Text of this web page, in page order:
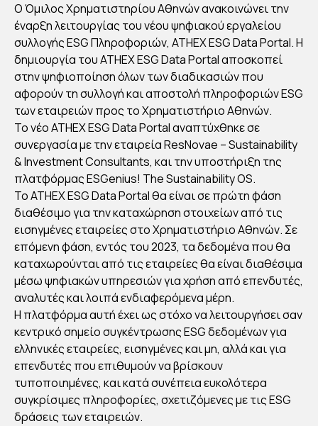
ΧΡ
ΗΜ
ΑΤΙ
ΗΡΙ
ΑΘ
ΗΝ
ΝΕ
Α
ΨΗ
ΦΙΑ
ΚΗ
ΑΤ
ΦΟ
ΡΜ
ΣΥΛ
Ο Όμιλος Χρηματιστηρίου Αθηνών ανακοινώνει την
έναρξη λειτουργίας του νέου ψηφιακού εργαλείου
συλλογής ESG Πληροφοριών, ATHEX ESG Data Portal. Η
δημιουργία του ATHEX ESG Data Portal αποσκοπεί
στην ψηφιοποίηση όλων των διαδικασιών που
αφορούν τη συλλογή και αποστολή πληροφοριών ESG
των εταιρειών προς το Χρηματιστήριο Αθηνών.
Το νέο ATHEX ESG Data Portal αναπτύχθηκε σε
συνεργασία με την εταιρεία ResNovae – Sustainability
& Investment Consultants, και την υποστήριξη της
πλατφόρμας ESGenius! The Sustainability OS.
Το ATHEX ESG Data Portal θα είναι σε πρώτη φάση
διαθέσιμο για την καταχώρηση στοιχείων από τις
εισηγμένες εταιρείες στο Χρηματιστήριο Αθηνών. Σε
επόμενη φάση, εντός του 2023, τα δεδομένα που θα
καταχωρούνται από τις εταιρείες θα είναι διαθέσιμα
μέσω ψηφιακών υπηρεσιών για χρήση από επενδυτές,
αναλυτές και λοιπά ενδιαφερόμενα μέρη.
Η πλατφόρμα αυτή έχει ως στόχο να λειτουργήσει σαν
κεντρικό σημείο συγκέντρωσης ESG δεδομένων για
ελληνικές εταιρείες, εισηγμένες και μη, αλλά και για
επενδυτές που επιθυμούν να βρίσκουν
τυποποιημένες, και κατά συνέπεια ευκολότερα
συγκρίσιμες πληροφορίες, σχετιζόμενες με τις ESG
δράσεις των εταιρειών.